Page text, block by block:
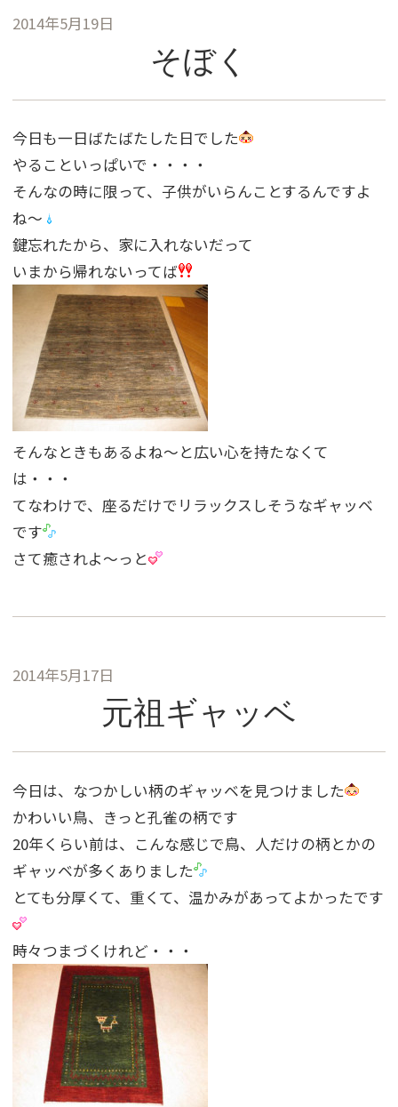
2014年5月19日
そぼく
今日も一日ばたばたした日でした
やることいっぱいで・・・・
そんなの時に限って、子供がいらんことするんですよ
ね〜
鍵忘れたから、家に入れないだって
いまから帰れないってば
そんなときもあるよね〜と広い心を持たなくて
は・・・
てなわけで、座るだけでリラックスしそうなギャッベ
です
さて癒されよ〜っと
2014年5月17日
元祖ギャッベ
今日は、なつかしい柄のギャッベを見つけました
かわいい鳥、きっと孔雀の柄です
20年くらい前は、こんな感じで鳥、人だけの柄とかの
ギャッベが多くありました
とても分厚くて、重くて、温かみがあってよかったです
時々つまづくけれど・・・